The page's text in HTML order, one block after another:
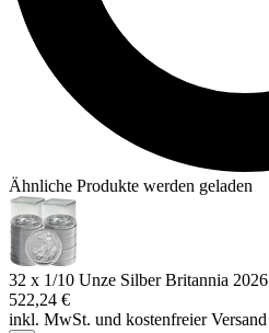
Ähnliche Produkte werden geladen
32 x 1/10 Unze Silber Britannia 2026
522,24 €
inkl. MwSt. und kostenfreier Versand